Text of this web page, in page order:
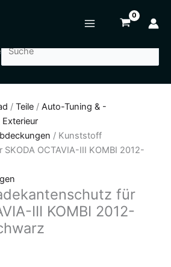
/ Teile / Auto-Tuning & -
Exterieur
/ Kunststoff
OCTAVIA-III KOMBI 2012-
für
III KOMBI 2012-